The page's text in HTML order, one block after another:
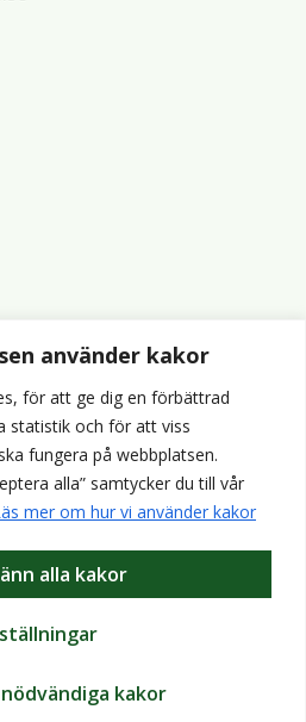
använder kakor
för att ge dig en förbättrad
statistik och för att viss
fungera på webbplatsen.
alla” samtycker du till vår
mer om hur vi använder kakor
kakor
alla kakor